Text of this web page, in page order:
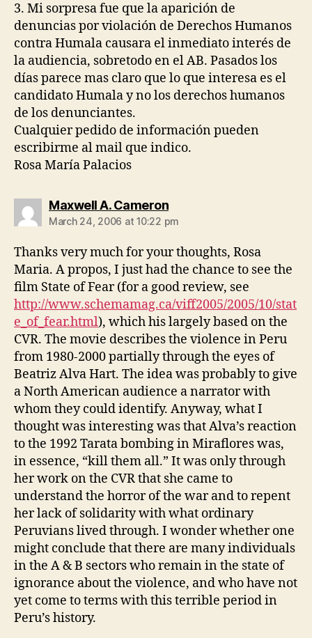
3. Mi sorpresa fue que la aparición de
denuncias por violación de Derechos Humanos
contra Humala causara el inmediato interés de
la audiencia, sobretodo en el AB. Pasados los
días parece mas claro que lo que interesa es el
candidato Humala y no los derechos humanos
de los denunciantes.
Cualquier pedido de información pueden
escribirme al mail que indico.
Rosa María Palacios
Maxwell A. Cameronsays:
March 24, 2006 at 10:22 pm
Thanks very much for your thoughts, Rosa
Maria. A propos, I just had the chance to see the
film State of Fear (for a good review, see
http://www.schemamag.ca/viff2005/2005/10/stat
e_of_fear.html), which his largely based on the
CVR. The movie describes the violence in Peru
from 1980-2000 partially through the eyes of
Beatriz Alva Hart. The idea was probably to give
a North American audience a narrator with
whom they could identify. Anyway, what I
thought was interesting was that Alva’s reaction
to the 1992 Tarata bombing in Miraflores was,
in essence, “kill them all.” It was only through
her work on the CVR that she came to
understand the horror of the war and to repent
her lack of solidarity with what ordinary
Peruvians lived through. I wonder whether one
might conclude that there are many individuals
in the A & B sectors who remain in the state of
ignorance about the violence, and who have not
yet come to terms with this terrible period in
Peru’s history.